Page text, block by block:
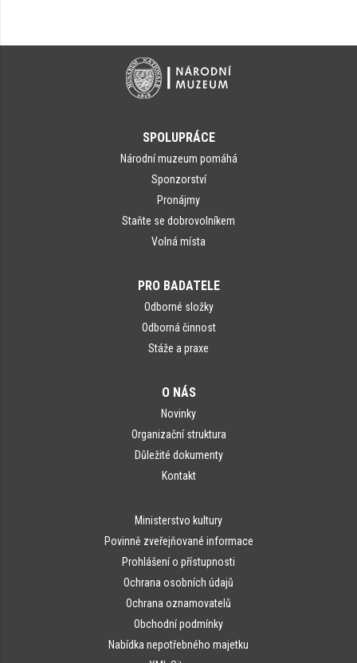
SPOLUPRÁCE
Národní muzeum pomáhá
Sponzorství
Pronájmy
Staňte se dobrovolníkem
Volná místa
PRO BADATELE
Odborné složky
Odborná činnost
Stáže a praxe
O NÁS
Novinky
Organizační struktura
Důležité dokumenty
Kontakt
Ministerstvo kultury
Povinně zveřejňované informace
Prohlášení o přístupnosti
Ochrana osobních údajů
Ochrana oznamovatelů
Obchodní podmínky
Nabídka nepotřebného majetku